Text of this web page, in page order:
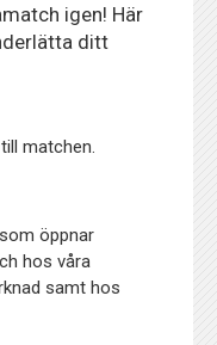
igen! Här
ditt
matchen.
öppnar
hos våra
samt hos